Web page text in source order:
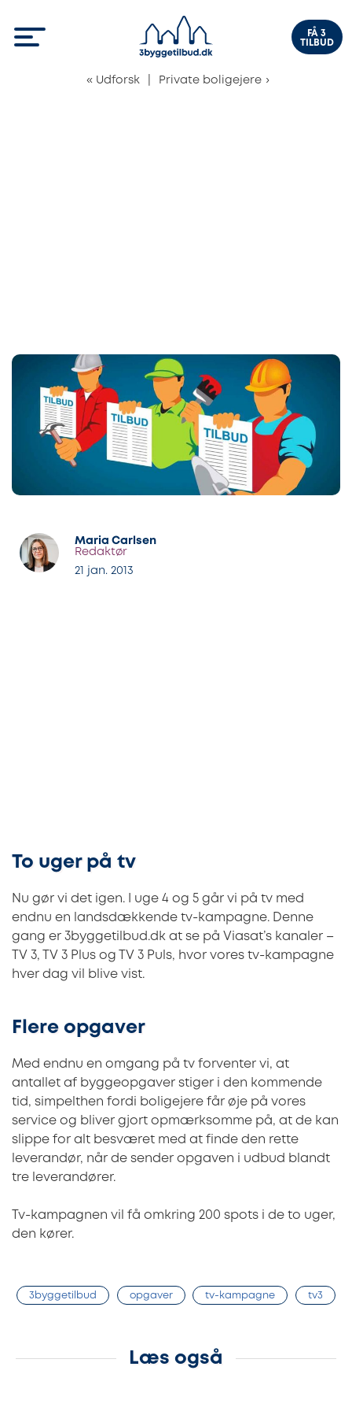
FÅ 3
TILBUD
« Udforsk Private boligejere ›
Maria Carlsen
Redaktør
21 jan. 2013
To uger på tv
Nu gør vi det igen. I uge 4 og 5 går vi på tv med
endnu en landsdækkende tv-kampagne. Denne
gang er 3byggetilbud.dk at se på Viasat’s kanaler –
TV 3, TV 3 Plus og TV 3 Puls, hvor vores tv-kampagne
hver dag vil blive vist.
Flere opgaver
Med endnu en omgang på tv forventer vi, at
antallet af byggeopgaver stiger i den kommende
tid, simpelthen fordi boligejere får øje på vores
service og bliver gjort opmærksomme på, at de kan
slippe for alt besværet med at finde den rette
leverandør, når de sender opgaven i udbud blandt
tre leverandører.
Tv-kampagnen vil få omkring 200 spots i de to uger,
den kører.
3byggetilbud opgaver tv-kampagne tv3
Læs også